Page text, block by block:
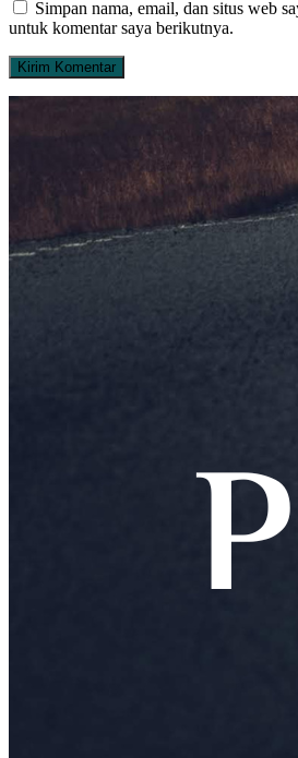
Simpan nama, email, dan situs web
untuk komentar saya berikutnya.